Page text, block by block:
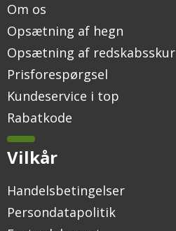
Om os
Opsætning af hegn
Opsætning af redskabsskur
Prisforespørgsel
Kundeservice i top
Rabatkode
Vilkår
Handelsbetingelser
Persondatapolitik